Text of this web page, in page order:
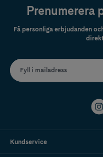
Prenumerera
Få personliga erbjudanden
Fyll i mailadress
Kundservice